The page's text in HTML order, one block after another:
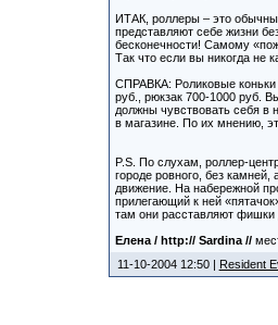
ИТАК, роллеры – это
представляют себе жизни
бесконечности! Самому
Так что если вы никогда не
СПРАВКА: Роликовые коньки
руб., рюкзак 700-1000 руб.
должны чувствовать себя в
в магазине. По их мнению,
P.S. По слухам, роллер-
городе ровного, без
движение. На набережной
прилегающий к ней
там они расставляют фишки
Елена / http:// Sardina //
11-10-2004 12:50 | Resident